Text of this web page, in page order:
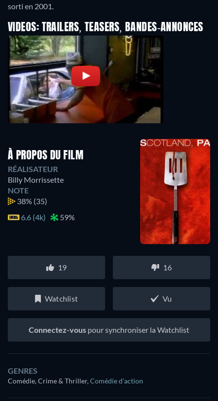
sorti en 2001.
VIDEOS: TRAILERS, TEASERS, BANDES-ANNONCES
À PROPOS DU FILM
RÉALISATEUR
Billy Morrissette
NOTE
38% (35)
6.6 (4k)
59%
19 16
Watchlist Vu
Connectez-vous pour synchroniser la Watchlist
GENRES
Comédie, Crime & Thriller,Comédie d'action